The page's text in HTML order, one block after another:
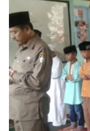
berlangsung selama
Makassar pada 6-8
ilmu yang diterima